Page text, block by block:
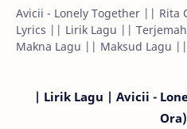
Avicii - Lonely Together || Rita
Lyrics || Lirik Lagu ||
Makna Lagu || Maksud Lagu ||
| Lirik Lagu | Avicii -